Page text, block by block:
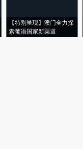
【特别呈现】澳门全力探
索葡语国家新渠道